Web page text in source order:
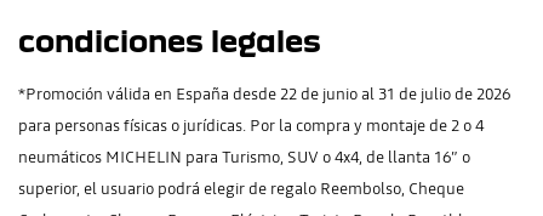
condiciones legales
*Promoción válida en España desde 22 de junio al 31 de julio de 2026
para personas físicas o jurídicas. Por la compra y montaje de 2 o 4
neumáticos MICHELIN para Turismo, SUV o 4x4, de llanta 16” o
superior, el usuario podrá elegir de regalo Reembolso, Cheque